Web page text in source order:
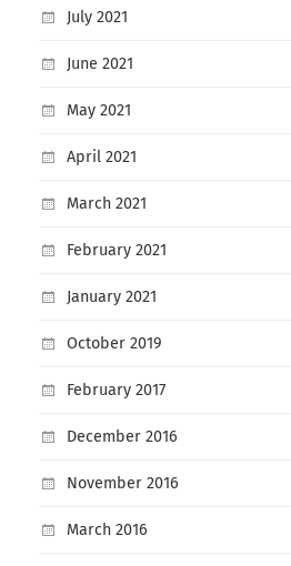
July 2021
June 2021
May 2021
April 2021
March 2021
February 2021
January 2021
October 2019
February 2017
December 2016
November 2016
March 2016